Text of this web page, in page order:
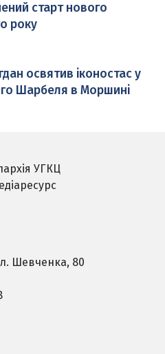
старт нового
року
освятив іконостас у
Шарбеля в Моршині
УГКЦ
Шевченка, 80